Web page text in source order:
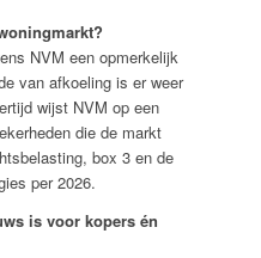
NVM een opmerkelijk
van afkoeling is er weer
wijst NVM op een
die de markt
box 3 en de
per 2026.
is voor kopers én